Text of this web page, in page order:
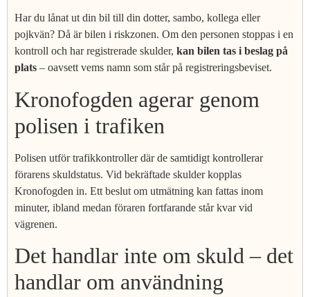
Har du lånat ut din bil till din dotter, sambo, kollega eller
pojkvän? Då är bilen i riskzonen. Om den personen stoppas i en
kontroll och har registrerade skulder, kan bilen tas i beslag på
plats – oavsett vems namn som står på registreringsbeviset.
Kronofogden agerar genom
polisen i trafiken
Polisen utför trafikkontroller där de samtidigt kontrollerar
förarens skuldstatus. Vid bekräftade skulder kopplas
Kronofogden in. Ett beslut om utmätning kan fattas inom
minuter, ibland medan föraren fortfarande står kvar vid
vägrenen.
Det handlar inte om skuld – det
handlar om användning